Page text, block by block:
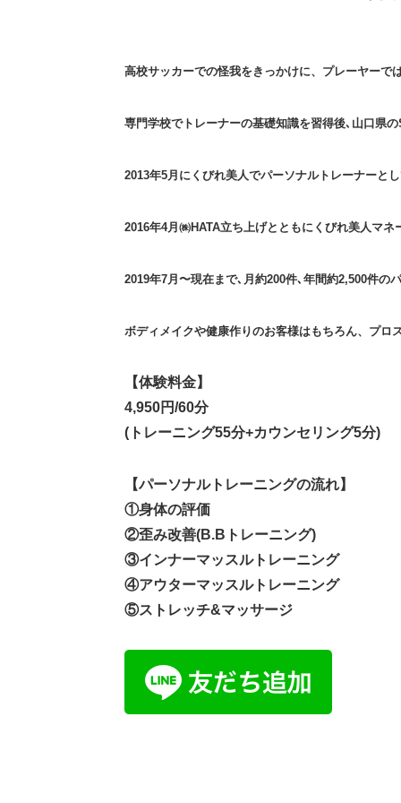
高校サッカーでの怪我をきっかけに、プレーヤーで
専門学校でトレーナーの基礎知識を習得後､山口県
2013年5月にくびれ美人でパーソナルトレーナーと
2016年4月㈱HATA立ち上げとともにくびれ美人マ
2019年7月〜現在まで､月約200件､年間約2,500件の
ボディメイクや健康作りのお客様はもちろん、プロ
【体験料金】
4,950円/60分
(トレーニング55分+カウンセリング5分)
【パーソナルトレーニングの流れ】
①身体の評価
②歪み改善(B.Bトレーニング)
③インナーマッスルトレーニング
④アウターマッスルトレーニング
⑤ストレッチ&マッサージ